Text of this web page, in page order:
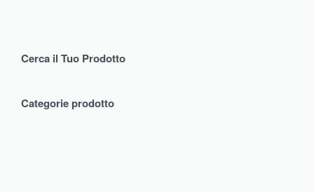
Cerca il Tuo Prodotto
Categorie prodotto